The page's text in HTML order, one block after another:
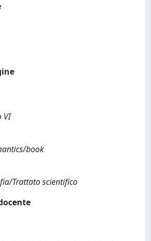
VI
book
Trattato scientifico